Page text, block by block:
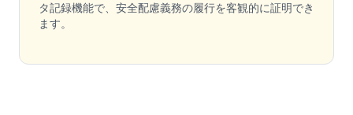
タ記録機能で、安全配慮義務の履行を客観的に証明でき
ます。